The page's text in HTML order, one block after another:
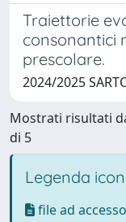
Traiettorie
consonantici
prescolare.
2024/2025
Mostrati risultati
di 5
Legenda
file ad